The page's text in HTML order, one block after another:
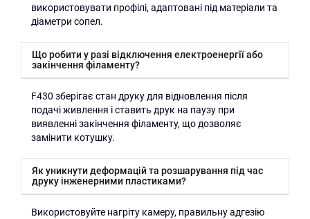
використовувати профілі, адаптовані під матеріали та
діаметри сопел.
Що робити у разі відключення електроенергії або
закінчення філаменту?
F430 зберігає стан друку для відновлення після
подачі живлення і ставить друк на паузу при
виявленні закінчення філаменту, що дозволяє
замінити котушку.
Як уникнути деформацій та розшарування під час
друку інженерними пластиками?
Використовуйте нагріту камеру, правильну адгезію